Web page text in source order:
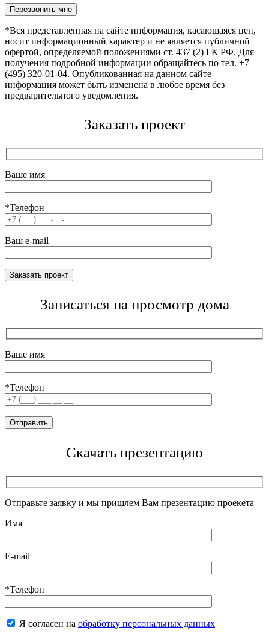
Оставьте это поле пустым.
*Вся представленная на сайте информация, касающаяся цен,
носит информационный характер и не является публичной
офертой, определяемой положениями ст. 437 (2) ГК РФ. Для
получения подробной информации обращайтесь по тел. +7
(495) 320-01-04. Опубликованная на данном сайте
информация может быть изменена в любое время без
предварительного уведомления.
Заказать проект
Ваше имя
*Телефон
Ваш e-mail
Записаться на просмотр дома
Ваше имя
*Телефон
Скачать презентацию
Отправьте заявку и мы пришлем Вам презентацию проекета
Имя
E-mail
*Телефон
Я согласен на обработку персональных данных